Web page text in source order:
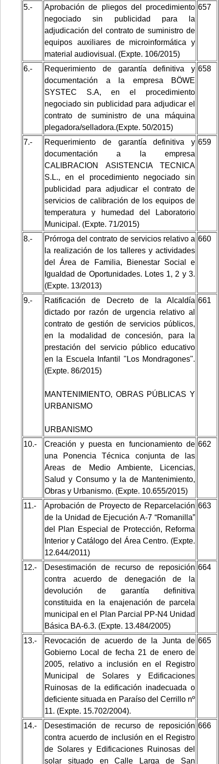
5.-
Aprobación de pliegos del procedimiento
negociado sin publicidad para la
adjudicación del contrato de suministro de
equipos auxiliares de microinformática y
material audiovisual. (Expte. 106/2015)
657
6.-
Requerimiento de garantía definitiva y
documentación a la empresa BÖWE
SYSTEC S.A, en el procedimiento
negociado sin publicidad para adjudicar el
contrato de suministro de una máquina
plegadora/selladora.(Expte. 50/2015)
658
7.-
Requerimiento de garantía definitiva y
documentación a la empresa
CALIBRACION ASISTENCIA TECNICA
S.L., en el procedimiento negociado sin
publicidad para adjudicar el contrato de
servicios de calibración de los equipos de
temperatura y humedad del Laboratorio
Municipal. (Expte. 71/2015)
659
8.-
Prórroga del contrato de servicios relativo a
la realización de los talleres y actividades
del Área de Familia, Bienestar Social e
Igualdad de Oportunidades. Lotes 1, 2 y 3.
(Expte. 13/2013)
660
9.-
Ratificación de Decreto de la Alcaldía
dictado por razón de urgencia relativo al
contrato de gestión de servicios públicos,
en la modalidad de concesión, para la
prestación del servicio público educativo
en la Escuela Infantil "Los Mondragones".
(Expte. 86/2015)
MANTENIMIENTO, OBRAS PÚBLICAS Y
URBANISMO
URBANISMO
661
10.-
Creación y puesta en funcionamiento de
una Ponencia Técnica conjunta de las
Areas de Medio Ambiente, Licencias,
Salud y Consumo y la de Mantenimiento,
Obras y Urbanismo. (Expte. 10.655/2015)
662
11.-
Aprobación de Proyecto de Reparcelación
de la Unidad de Ejecución A-7 “Romanilla”
del Plan Especial de Protección, Reforma
Interior y Catálogo del Área Centro. (Expte.
12.644/2011)
663
12.-
Desestimación de recurso de reposición
contra acuerdo de denegación de la
devolución de garantía definitiva
constituida en la enajenación de parcela
municipal en el Plan Parcial PP-N4 Unidad
Básica BA-6.3. (Expte. 13.484/2005)
664
13.-
Revocación de acuerdo de la Junta de
Gobierno Local de fecha 21 de enero de
2005, relativo a inclusión en el Registro
Municipal de Solares y Edificaciones
Ruinosas de la edificación inadecuada o
deficiente situada en Paraíso del Cerrillo nº
11. (Expte. 15.702/2004).
665
14.-
Desestimación de recurso de reposición
contra acuerdo de inclusión en el Registro
de Solares y Edificaciones Ruinosas del
solar situado en Calle Larga de San
666